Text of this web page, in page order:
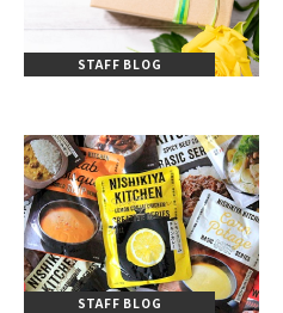
STAFF BLOG
STAFF BLOG